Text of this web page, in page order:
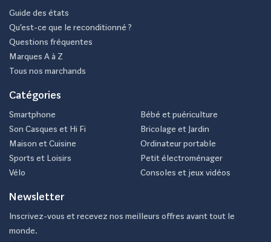
Guide des états
Qu’est-ce que le reconditionné ?
Questions fréquentes
Marques A à Z
Tous nos marchands
Catégories
Smartphone
Son Casques et Hi Fi
Maison et Cuisine
Sports et Loisirs
Vélo
Bébé et puériculture
Bricolage et Jardin
Ordinateur portable
Petit électroménager
Consoles et jeux vidéos
Newsletter
Inscrivez-vous et recevez nos meilleurs offres avant tout le
monde.